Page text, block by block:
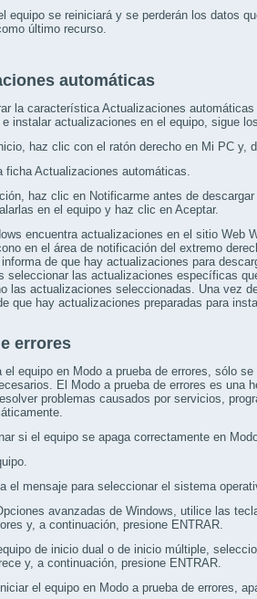
equipo se reiniciará y se perderán los datos
último recurso.
automáticas
la característica Actualizaciones
e instalar actualizaciones en el equipo, sigue
haz clic con el ratón derecho en Mi PC y,
ficha Actualizaciones automáticas.
haz clic en Notificarme antes de
en el equipo y haz clic en Aceptar.
encuentra actualizaciones en el sitio Web
en el área de notificación del extremo
de que hay actualizaciones para
seleccionar las actualizaciones específicas
las actualizaciones seleccionadas. Una vez
que hay actualizaciones preparadas para
errores
el equipo en Modo a prueba de errores, sólo
El Modo a prueba de errores es una
problemas causados por servicios,
si el equipo se apaga correctamente en
el mensaje para seleccionar el sistema
avanzadas de Windows, utilice las
y, a continuación, presione ENTRAR.
de inicio dual o de inicio múltiple,
y, a continuación, presione ENTRAR.
el equipo en Modo a prueba de errores,